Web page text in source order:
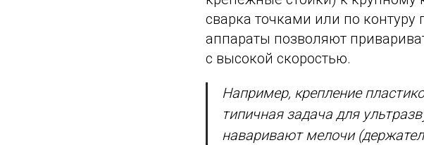
сварка точками или по
аппараты позволяют
с высокой скоростью.
Например, крепление
типичная задача для
наваривают мелочи